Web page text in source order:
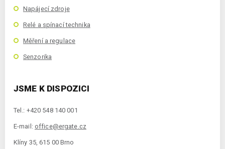
Napájecí zdroje
Relé a spínací technika
Měření a regulace
Senzorika
JSME K DISPOZICI
Tel.: +420 548 140 001
E-mail: office@ergate.cz
Klíny 35, 615 00 Brno